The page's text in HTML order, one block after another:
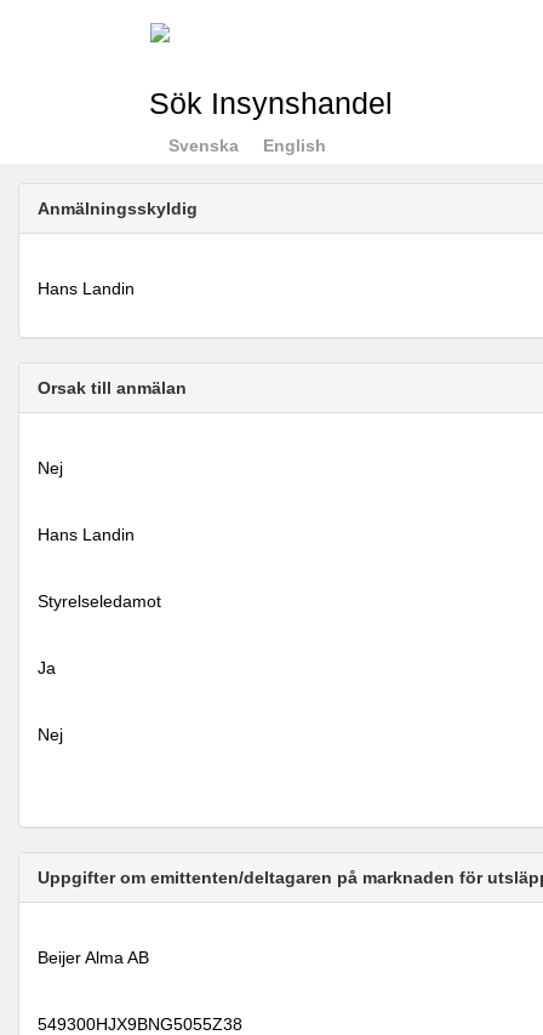
Sök Insynshandel
Svenska English
Anmälningsskyldig
Hans Landin
Orsak till anmälan
Nej
Hans Landin
Styrelseledamot
Ja
Nej
Uppgifter om emittenten/deltagaren på marknaden för
Beijer Alma AB
549300HJX9BNG5055Z38